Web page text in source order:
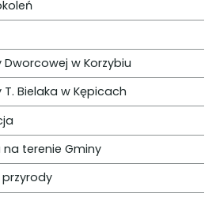
w Korzybiu
Bielaka w Kępicach
terenie Gminy